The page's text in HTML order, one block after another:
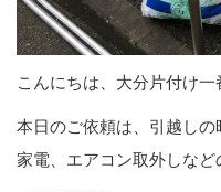
こんにちは、大分片付け一
本日のご依頼は、引越し
家電、エアコン取外しなど